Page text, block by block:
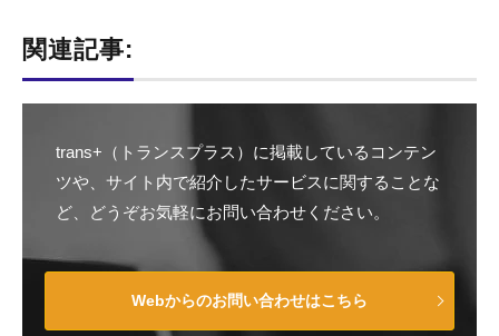
関連記事:
trans+（トランスプラス）に掲載しているコンテン
ツや、サイト内で紹介したサービスに関することな
ど、どうぞお気軽にお問い合わせください。
Webからのお問い合わせはこちら